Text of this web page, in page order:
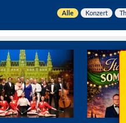
Alle Konzert